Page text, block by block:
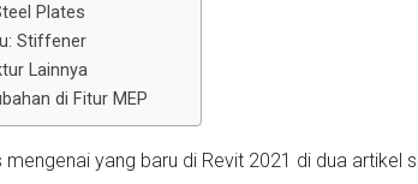
Plates
Stiffener
Lainnya
di Fitur MEP
yang baru di Revit 2021 di dua artikel